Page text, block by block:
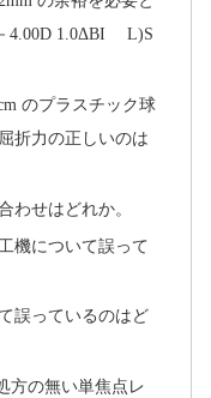
4.00D 1.0ΔBI L)S
のプラスチック球
折力の正しいのは
わせはどれか。
機について誤って
誤っているのはど
方の無い単焦点レ